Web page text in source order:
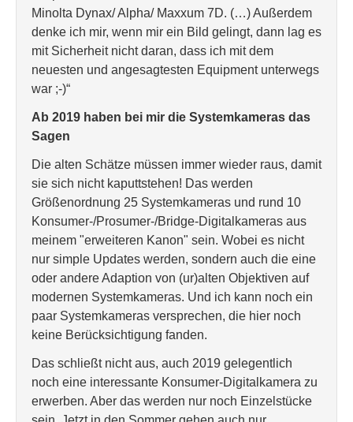
Minolta Dynax/ Alpha/ Maxxum 7D. (…) Außerdem
denke ich mir, wenn mir ein Bild gelingt, dann lag es
mit Sicherheit nicht daran, dass ich mit dem
neuesten und angesagtesten Equipment unterwegs
war ;-)“
Ab 2019 haben bei mir die Systemkameras das
Sagen
Die alten Schätze müssen immer wieder raus, damit
sie sich nicht kaputtstehen! Das werden
Größenordnung 25 Systemkameras und rund 10
Konsumer-/Prosumer-/Bridge-Digitalkameras aus
meinem "erweiteren Kanon" sein. Wobei es nicht
nur simple Updates werden, sondern auch die eine
oder andere Adaption von (ur)alten Objektiven auf
modernen Systemkameras. Und ich kann noch ein
paar Systemkameras versprechen, die hier noch
keine Berücksichtigung fanden.
Das schließt nicht aus, auch 2019 gelegentlich
noch eine interessante Konsumer-Digitalkamera zu
erwerben. Aber das werden nur noch Einzelstücke